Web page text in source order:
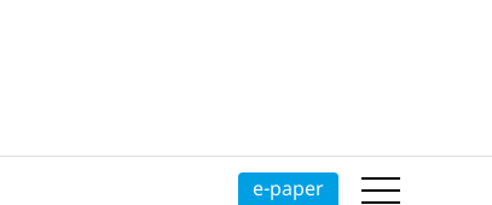
e-paper